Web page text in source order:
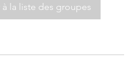
à la liste des groupes